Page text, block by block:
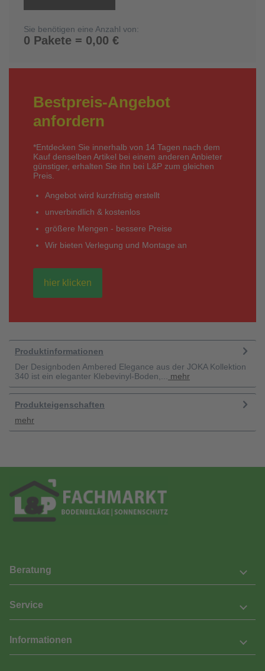
Sie benötigen eine Anzahl von:
0 Pakete = 0,00 €
Bestpreis-Angebot
anfordern
*Entdecken Sie innerhalb von 14 Tagen nach dem
Kauf denselben Artikel bei einem anderen Anbieter
günstiger, erhalten Sie ihn bei L&P zum gleichen
Preis.
Angebot wird kurzfristig erstellt
unverbindlich & kostenlos
größere Mengen - bessere Preise
Wir bieten Verlegung und Montage an
hier klicken
Produktinformationen
Der Designboden Ambered Elegance aus der JOKA Kollektion
340 ist ein eleganter Klebevinyl-Boden,...
mehr
Produkteigenschaften
mehr
Beratung
Service
Informationen